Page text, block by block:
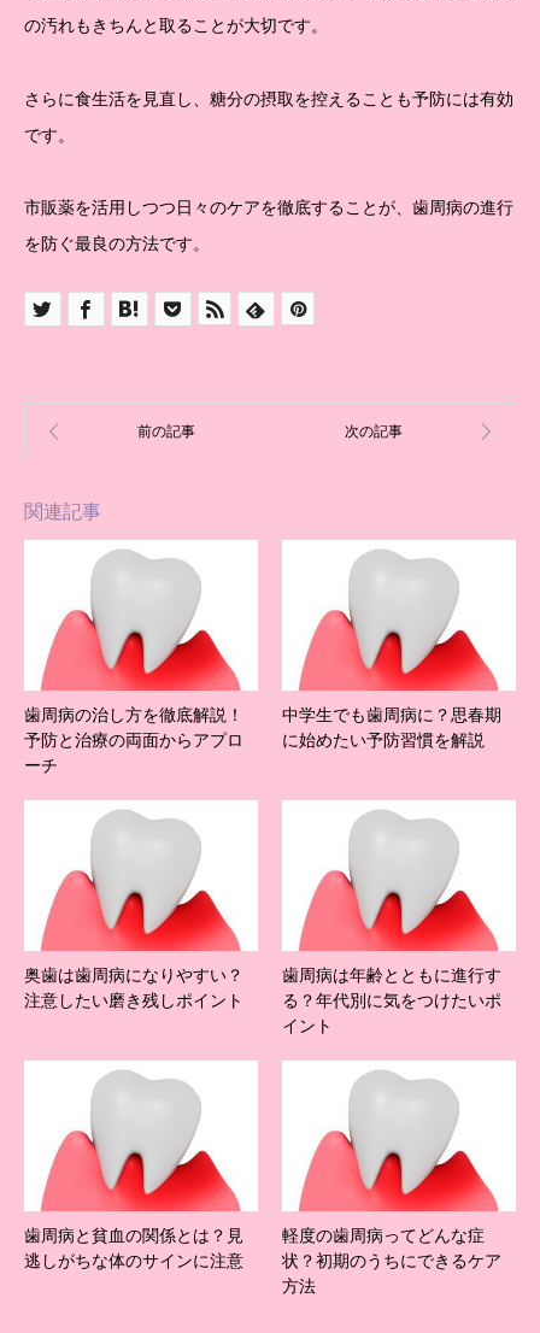
の汚れもきちんと取ることが大切です。
さらに食生活を見直し、糖分の摂取を控えることも予防には有効
です。
市販薬を活用しつつ日々のケアを徹底することが、歯周病の進行
を防ぐ最良の方法です。
関連記事
歯周病の治し方を徹底解説！
予防と治療の両面からアプロ
ーチ
中学生でも歯周病に？思春期
に始めたい予防習慣を解説
奥歯は歯周病になりやすい？
注意したい磨き残しポイント
歯周病は年齢とともに進行す
る？年代別に気をつけたいポ
イント
歯周病と貧血の関係とは？見
逃しがちな体のサインに注意
軽度の歯周病ってどんな症
状？初期のうちにできるケア
方法